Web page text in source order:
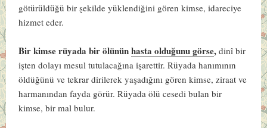
götürüldüğü bir şekilde yüklendiğini gören kimse, idareciye
hizmet eder.
Bir kimse rüyada bir ölününhasta olduğunu görse, dinî bir
işten dolayı mesul tutulacağına işarettir. Rüyada hanımının
öldüğünü ve tekrar dirilerek yaşadığını gören kimse, ziraat ve
harmanından fayda görür. Rüyada ölü cesedi bulan bir
kimse, bir mal bulur.